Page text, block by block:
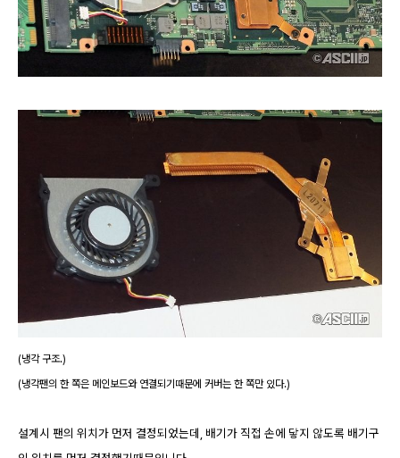
(냉각 구조.)
(냉각팬의 한 쪽은 메인보드와 연결되기때문에 커버는 한 쪽만 있다.)
설계시 팬의 위치가 먼저 결정되었는데, 배기가 직접 손에 닿지 않도록 배기구